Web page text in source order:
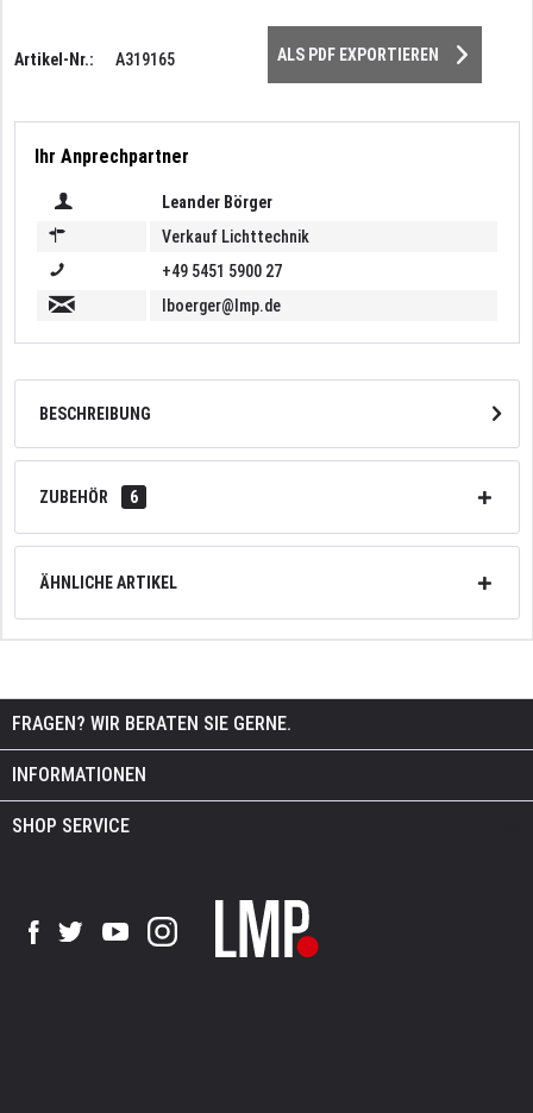
Artikel-Nr.: A319165 ALS PDF EXPORTIEREN
Ihr Anprechpartner
Leander Börger
Verkauf Lichttechnik
+49 5451 5900 27
lboerger@lmp.de
BESCHREIBUNG
ZUBEHÖR 6
ÄHNLICHE ARTIKEL
FRAGEN? WIR BERATEN SIE GERNE.
INFORMATIONEN
SHOP SERVICE